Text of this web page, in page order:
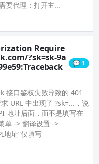
要代理：打开主...
Require
?sk=sk-9a
💬 1
接口鉴权失败导致的 401
URL 中出现了 ?sk=...，说
地址后面，而不是填写在
单 -> 翻译设置 ->
地址”仅填写